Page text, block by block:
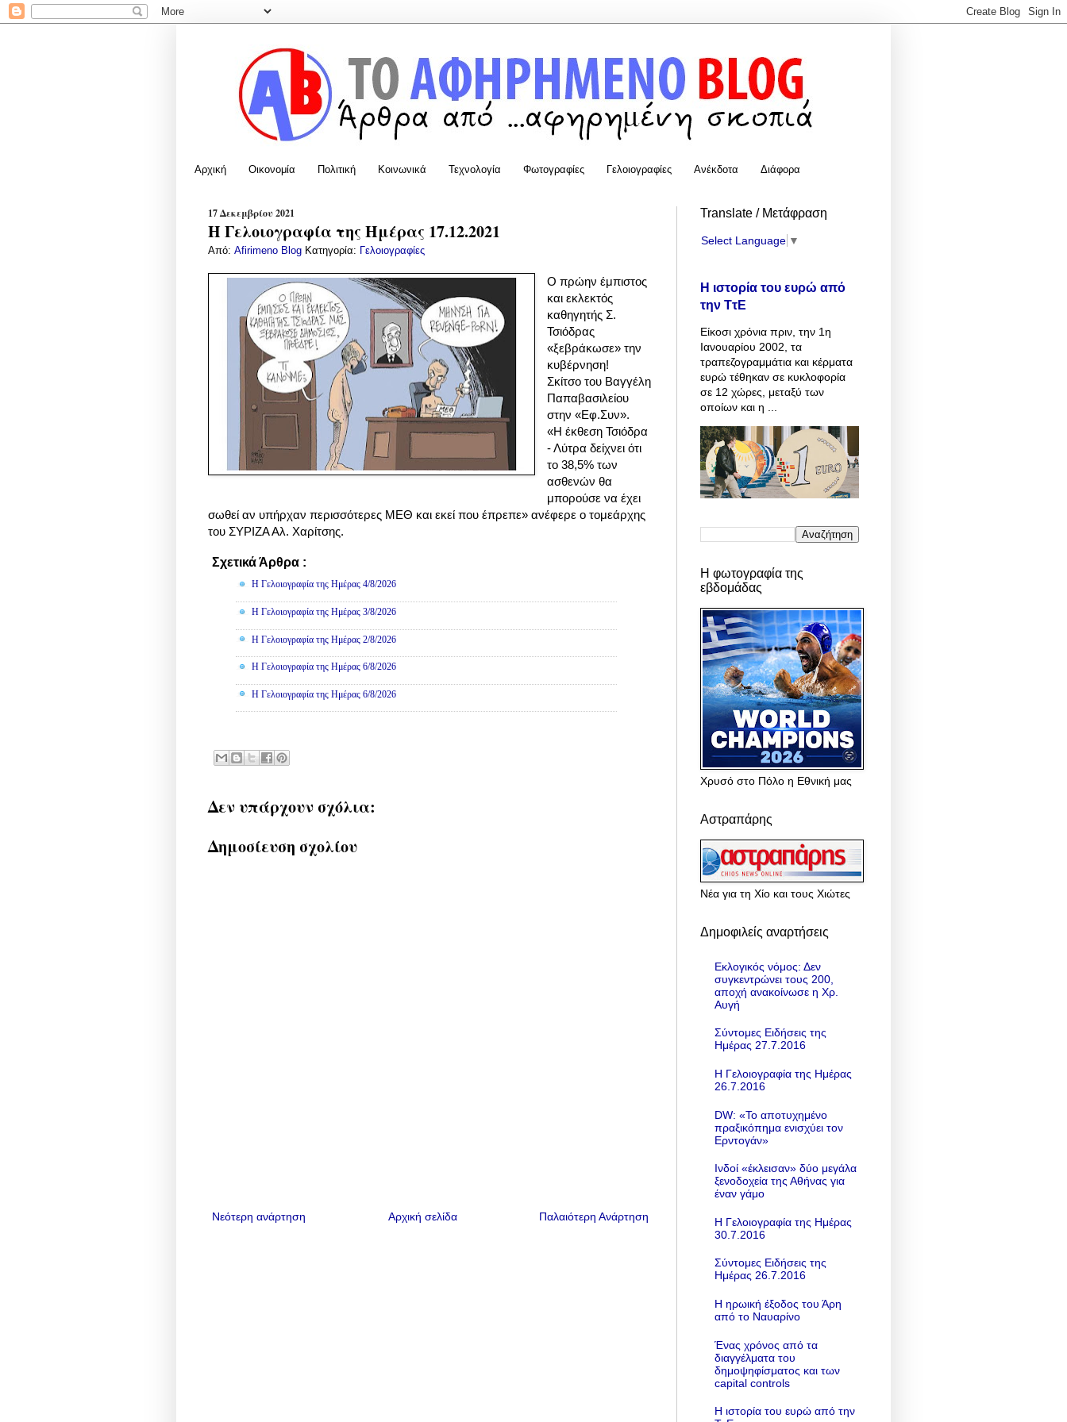
Αρχική Οικονομία Πολιτική Κοινωνικά Τεχνολογία Φωτογραφίες Γελοιογραφίες Ανέκδοτα Διάφορα
17 Δεκεμβρίου 2021
Η Γελοιογραφία της Ημέρας 17.12.2021
Από: Afirimeno Blog Κατηγορία: Γελοιογραφίες
Ο πρώην έμπιστος
και εκλεκτός
καθηγητής Σ.
Τσιόδρας
«ξεβράκωσε» την
κυβέρνηση!
Σκίτσο του Βαγγέλη
Παπαβασιλείου
στην «Εφ.Συν».
«H έκθεση Τσιόδρα
- Λύτρα δείχνει ότι
το 38,5% των
ασθενών θα
μπορούσε να έχει
σωθεί αν υπήρχαν περισσότερες ΜΕΘ και εκεί που έπρεπε» ανέφερε ο τομεάρχης
του ΣΥΡΙΖΑ Αλ. Χαρίτσης.
Σχετικά Άρθρα :
Η Γελοιογραφία της Ημέρας 4/8/2026
Η Γελοιογραφία της Ημέρας 3/8/2026
Η Γελοιογραφία της Ημέρας 2/8/2026
Η Γελοιογραφία της Ημέρας 6/8/2026
Η Γελοιογραφία της Ημέρας 6/8/2026
Δεν υπάρχουν σχόλια:
Δημοσίευση σχολίου
Νεότερη ανάρτηση Παλαιότερη Ανάρτηση
Αρχική σελίδα
Translate / Μετάφραση
Select Language ▼
Η ιστορία του ευρώ από
την ΤτΕ
Είκοσι χρόνια πριν, την 1η
Ιανουαρίου 2002, τα
τραπεζογραμμάτια και κέρματα
ευρώ τέθηκαν σε κυκλοφορία
σε 12 χώρες, μεταξύ των
οποίων και η ...
Η φωτογραφία της
εβδομάδας
Χρυσό στο Πόλο η Εθνική μας
Αστραπάρης
Νέα για τη Χίο και τους Χιώτες
Δημοφιλείς αναρτήσεις
Εκλογικός νόμος: Δεν
συγκεντρώνει τους 200,
αποχή ανακοίνωσε η Χρ.
Αυγή
Σύντομες Ειδήσεις της
Ημέρας 27.7.2016
Η Γελοιογραφία της Ημέρας
26.7.2016
DW: «To αποτυχημένο
πραξικόπημα ενισχύει τον
Ερντογάν»
Ινδοί «έκλεισαν» δύο μεγάλα
ξενοδοχεία της Αθήνας για
έναν γάμο
Η Γελοιογραφία της Ημέρας
30.7.2016
Σύντομες Ειδήσεις της
Ημέρας 26.7.2016
Η ηρωική έξοδος του Άρη
από το Ναυαρίνο
Ένας χρόνος από τα
διαγγέλματα του
δημοψηφίσματος και των
capital controls
Η ιστορία του ευρώ από την